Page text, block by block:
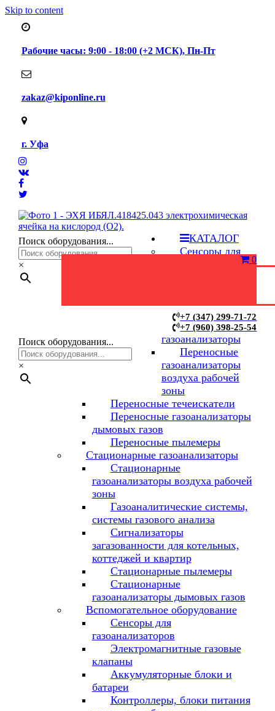
Skip to content
Рабочие часы: 9:00 - 18:00 (+2 МСК), Пн-Пт
zakaz@kiponline.ru
г. Уфа
Поиск оборудования...
×
0
+7 (347) 299-71-72
+7 (960) 398-25-54
Поиск оборудования...
×
КАТАЛОГ
Сенсоры для
газоанализаторов
газоанализаторы
Переносные
газоанализаторы
воздуха рабочей
зоны
Переносные течеискатели
Переносные газоанализаторы
дымовых газов
Переносные пылемеры
Стационарные газоанализаторы
Стационарные
газоанализаторы воздуха рабочей
зоны
Газоаналитические системы,
системы газового анализа
Сигнализаторы
загазованности для котельных,
коттеджей и квартир
Стационарные пылемеры
Стационарные
газоанализаторы дымовых газов
Вспомогательное оборудование
Сенсоры для
газоанализаторов
Электромагнитные газовые
клапаны
Аккумуляторные блоки и
батареи
Контроллеры, блоки питания